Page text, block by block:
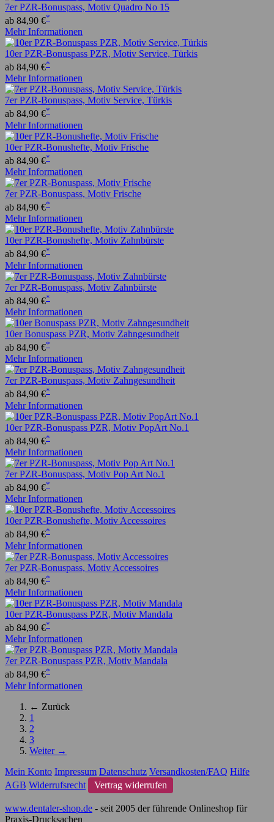
7er PZR-Bonuspass, Motiv Quadro No 15
ab 84,90 €*
Mehr Informationen
10er PZR-Bonuspass PZR, Motiv Service, Türkis
ab 84,90 €*
Mehr Informationen
7er PZR-Bonuspass, Motiv Service, Türkis
ab 84,90 €*
Mehr Informationen
10er PZR-Bonushefte, Motiv Frische
ab 84,90 €*
Mehr Informationen
7er PZR-Bonuspass, Motiv Frische
ab 84,90 €*
Mehr Informationen
10er PZR-Bonushefte, Motiv Zahnbürste
ab 84,90 €*
Mehr Informationen
7er PZR-Bonuspass, Motiv Zahnbürste
ab 84,90 €*
Mehr Informationen
10er Bonuspass PZR, Motiv Zahngesundheit
ab 84,90 €*
Mehr Informationen
7er PZR-Bonuspass, Motiv Zahngesundheit
ab 84,90 €*
Mehr Informationen
10er PZR-Bonuspass PZR, Motiv PopArt No.1
ab 84,90 €*
Mehr Informationen
7er PZR-Bonuspass, Motiv Pop Art No.1
ab 84,90 €*
Mehr Informationen
10er PZR-Bonushefte, Motiv Accessoires
ab 84,90 €*
Mehr Informationen
7er PZR-Bonuspass, Motiv Accessoires
ab 84,90 €*
Mehr Informationen
10er PZR-Bonuspass PZR, Motiv Mandala
ab 84,90 €*
Mehr Informationen
7er PZR-Bonuspass PZR, Motiv Mandala
ab 84,90 €*
Mehr Informationen
← Zurück
1
2
3
Weiter →
Mein Konto Impressum Datenschutz Versandkosten/FAQ Hilfe
AGB Widerrufsrecht Vertrag widerrufen
www.dentaler-shop.de - seit 2005 der führende Onlineshop für
Praxis-Drucksachen